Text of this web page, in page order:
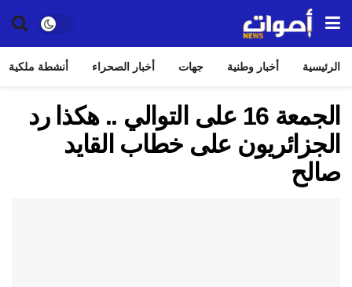
الرئيسية أخبار وطنية جهات أخبار الصحراء أنشطة ملكية
الجمعة 16 على التوالي .. هكذا رد
الجزائريون على خطاب القايد
صالح